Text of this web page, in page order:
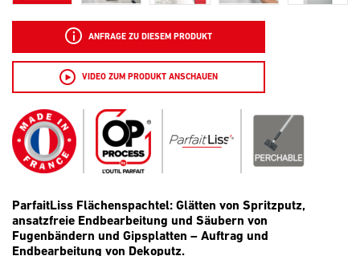
ANFRAGE ZU DIESEM PRODUKT
VIDEO ZUM PRODUKT ANSCHAUEN
ParfaitLiss Flächenspachtel: Glätten von Spritzputz,
ansatzfreie Endbearbeitung und Säubern von
Fugenbändern und Gipsplatten – Auftrag und
Endbearbeitung von Dekoputz.